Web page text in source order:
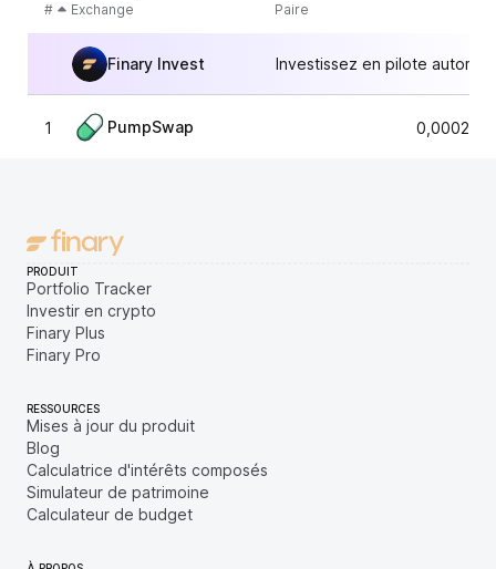
# Exchange Paire
Finary Invest Investissez en pilote
1 PumpSwap
PRODUIT
Portfolio Tracker
Investir en crypto
Finary Plus
Finary Pro
RESSOURCES
Mises à jour du produit
Blog
Calculatrice d'intérêts composés
Simulateur de patrimoine
Calculateur de budget